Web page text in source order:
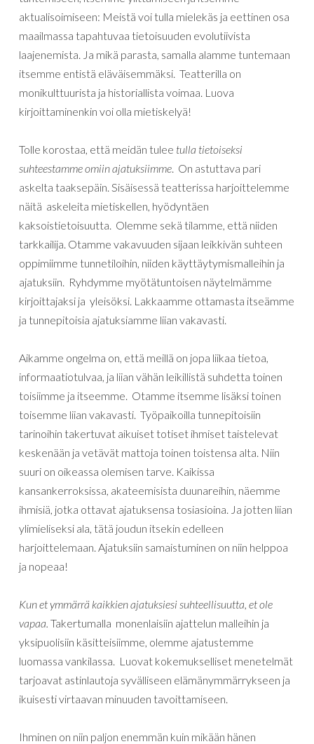
aktualisoimiseen: Meistä voi tulla mielekäs ja eettinen osa
maailmassa tapahtuvaa tietoisuuden evolutiivista
laajenemista. Ja mikä parasta, samalla alamme tuntemaan
itsemme entistä eläväisemmäksi. Teatterilla on
monikulttuurista ja historiallista voimaa. Luova
kirjoittaminenkin voi olla mietiskelyä!
Tolle korostaa, että meidän tulee tulla tietoiseksi
suhteestamme omiin ajatuksiimme. On astuttava pari
askelta taaksepäin. Sisäisessä teatterissa harjoittelemme
näitä askeleita mietiskellen, hyödyntäen
kaksoistietoisuutta. Olemme sekä tilamme, että niiden
tarkkailija. Otamme vakavuuden sijaan leikkivän suhteen
oppimiimme tunnetiloihin, niiden käyttäytymismalleihin ja
ajatuksiin. Ryhdymme myötätuntoisen näytelmämme
kirjoittajaksi ja yleisöksi. Lakkaamme ottamasta itseämme
ja tunnepitoisia ajatuksiamme liian vakavasti.
Aikamme ongelma on, että meillä on jopa liikaa tietoa,
informaatiotulvaa, ja liian vähän leikillistä suhdetta toinen
toisiimme ja itseemme. Otamme itsemme lisäksi toinen
toisemme liian vakavasti. Työpaikoilla tunnepitoisiin
tarinoihin takertuvat aikuiset totiset ihmiset taistelevat
keskenään ja vetävät mattoja toinen toistensa alta. Niin
suuri on oikeassa olemisen tarve. Kaikissa
kansankerroksissa, akateemisista duunareihin, näemme
ihmisiä, jotka ottavat ajatuksensa tosiasioina. Ja jotten liian
ylimieliseksi ala, tätä joudun itsekin edelleen
harjoittelemaan. Ajatuksiin samaistuminen on niin helppoa
ja nopeaa!
Kun et ymmärrä kaikkien ajatuksiesi suhteellisuutta, et ole
vapaa. Takertumalla monenlaisiin ajattelun malleihin ja
yksipuolisiin käsitteisiimme, olemme ajatustemme
luomassa vankilassa. Luovat kokemukselliset menetelmät
tarjoavat astinlautoja syvälliseen elämänymmärrykseen ja
ikuisesti virtaavan minuuden tavoittamiseen.
Ihminen on niin paljon enemmän kuin mikään hänen